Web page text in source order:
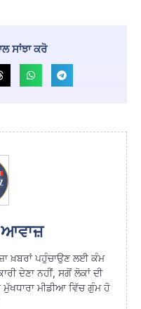
ਸਾਂਝਾ ਕਰੋ
ਆਵਾਜ਼
ਖ਼ਬਰਾਂ ਪਹੁੰਚਾਉਣ ਲਈ ਕੰਮ
ਦੇਣਾ ਨਹੀਂ, ਸਗੋਂ ਲੋਕਾਂ ਦੀ
ਮੀਡੀਆ ਵਿੱਚ ਗੁੰਮ ਹੋ